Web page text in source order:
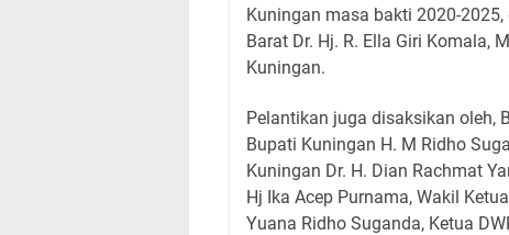
Kuningan masa bakti 2020-
Barat Dr. Hj. R. Ella Giri Komala,
Kuningan.
Pelantikan juga disaksikan oleh,
Bupati Kuningan H. M Ridho
Kuningan Dr. H. Dian Rachmat
Hj Ika Acep Purnama, Wakil
Yuana Ridho Suganda, Ketua